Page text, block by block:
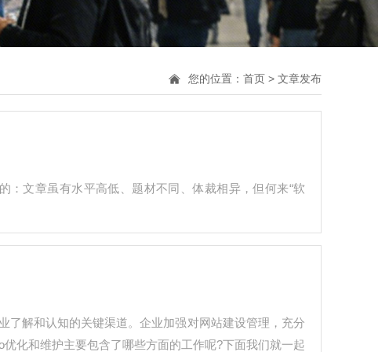
您的位置： 首页 > 文章发布
：文章虽有水平高低、题材不同、体裁相异，但何来“软
了解和认知的关键渠道。企业加强对网站建设管理，充分
化和维护主要包含了哪些方面的工作呢?下面我们就一起